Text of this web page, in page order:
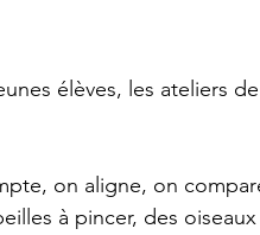
élèves, les ateliers
on aligne, on
à pincer, des